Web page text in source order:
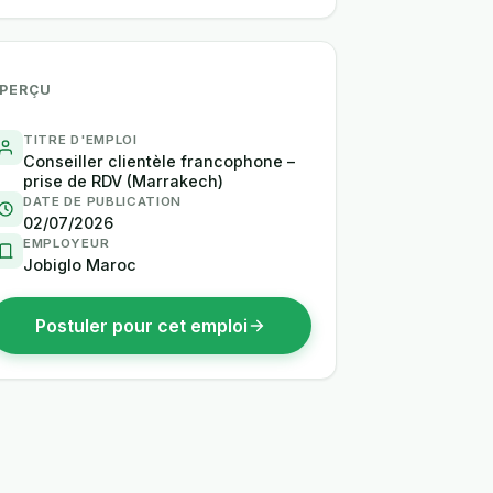
TITRE D'EMPLOI
Conseiller clientèle francophone –
prise de RDV (Marrakech)
DATE DE PUBLICATION
02/07/2026
EMPLOYEUR
Jobiglo Maroc
Postuler pour cet emploi